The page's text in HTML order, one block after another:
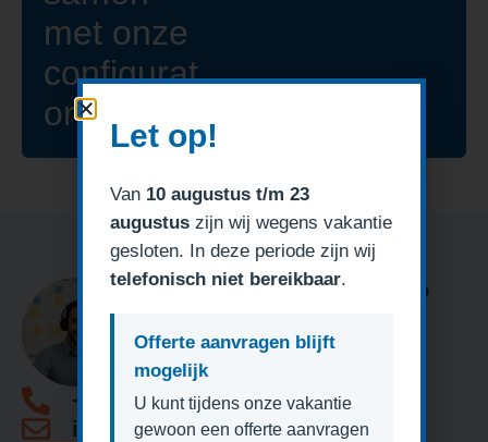
met onze
configurat
or!
Heeft u een vraag?
+31 (0)85 1309623
info@degaragedeurexpert.nl
Let op!
Van 10 augustus t/m 23
augustus zijn wij wegens vakantie
gesloten. In deze periode zijn wij
telefonisch niet bereikbaar.
Offerte aanvragen blijft
mogelijk
U kunt tijdens onze vakantie
gewoon een offerte aanvragen